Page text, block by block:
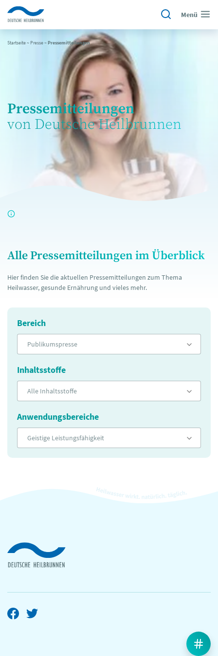
Menü
Startseite~ Presse~Pressemitteilungen
Pressemitteilungen
von Deutsche Heilbrunnen
Alle Pressemitteilungen im Überblick
Hier finden Sie die aktuellen Pressemitteilungen zum Thema
Heilwasser, gesunde Ernährung und vieles mehr.
Bereich
Publikumspresse
Inhaltsstoffe
Alle Inhaltsstoffe
Anwendungsbereiche
Geistige Leistungsfähigkeit